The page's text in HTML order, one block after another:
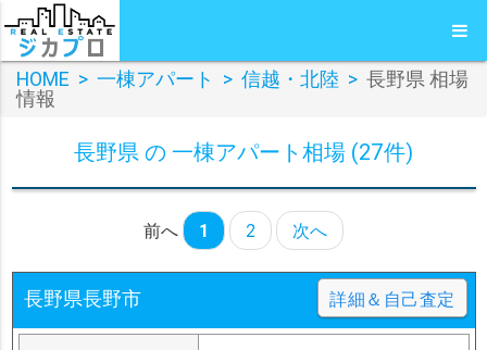
HOME > 一棟アパート > 信越・北陸 > 長野県 相場
情報
長野県 の 一棟アパート相場 (27件)
前へ 1 2 次へ
長野県長野市 詳細＆自己査定